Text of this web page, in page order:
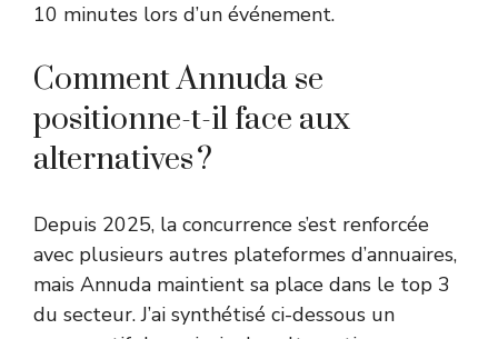
10 minutes lors d’un événement.
Comment Annuda se
positionne-t-il face aux
alternatives ?
Depuis 2025, la concurrence s’est renforcée
avec plusieurs autres plateformes d’annuaires,
mais Annuda maintient sa place dans le top 3
du secteur. J’ai synthétisé ci-dessous un